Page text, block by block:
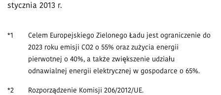
stycznia 2013 r.
*1
Celem Europejskiego Zielonego Ładu jest ograniczenie do
2023 roku emisji CO2 o 55% oraz zużycia energii
pierwotnej o 40%, a także zwiększenie udziału
odnawialnej energii elektrycznej w gospodarce o 65%.
*2 Rozporządzenie Komisji 206/2012/UE.